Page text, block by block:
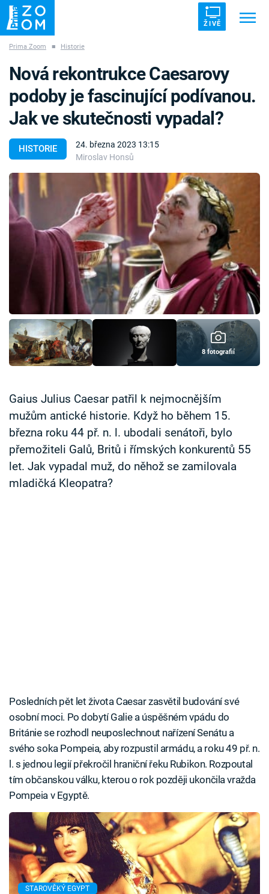
ŽIVĚ
ZÁHADY VETŘELCI DÁVNOVĚKU
Témata
Témata
Pořady
TV Program
Sledujte prima+
Přihlášení
Sledujte nás
Prima Zoom ■ Historie
HISTORIE
24. března 2023 13:15
Miroslav Honsů
Nová rekontrukce Caesarovy
podoby je fascinující podívanou.
Jak ve skutečnosti vypadal?
8 fotografií
Gaius Julius Caesar patřil k nejmocnějším
mužům antické historie. Když ho během 15.
března roku 44 př. n. l. ubodali senátoři, bylo
přemožiteli Galů, Britů i římských konkurentů 55
let. Jak vypadal muž, do něhož se zamilovala
mladičká Kleopatra?
Posledních pět let života Caesar zasvětil budování své
osobní moci. Po dobytí Galie a úspěšném vpádu do
Británie se rozhodl neuposlechnout nařízení Senátu a
svého soka Pompeia, aby rozpustil armádu, a roku 49 př. n.
l. s jednou legií překročil hraniční řeku Rubikon. Rozpoutal
tím občanskou válku, kterou o rok později ukončila vražda
Pompeia v Egyptě.
STAROVĚKÝ EGYPT